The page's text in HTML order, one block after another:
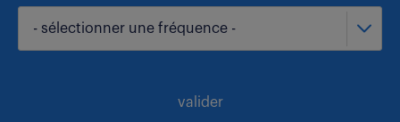
- sélectionner une fréquence -
valider